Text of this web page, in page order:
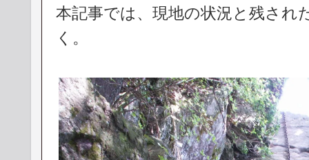
本記事では、現地の状況と残され
く。